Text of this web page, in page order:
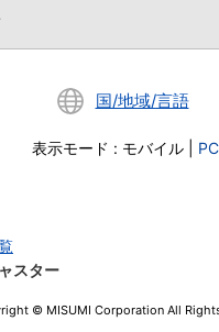
国/地域/言語
表示モード : モバイル PC
スター
© MISUMI Corporation All